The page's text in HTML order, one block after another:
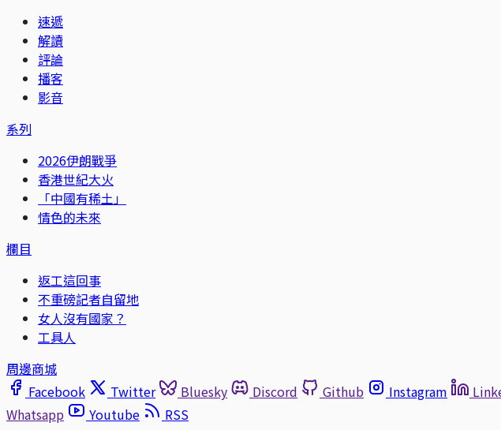
速遞
解讀
評論
播客
影音
系列
2026伊朗戰爭
香港世紀大火
「中國有稀土」
情色的未來
欄目
返工這回事
不重磅記者自留地
女人沒有國家？
工具人
周邊商城
Facebook
Twitter Bluesky Discord Github Instagram
Whatsapp
Youtube
RSS